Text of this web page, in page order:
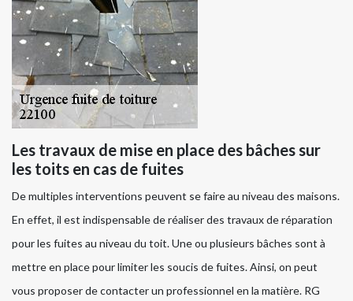
Les travaux de mise en place des bâches sur
les toits en cas de fuites
De multiples interventions peuvent se faire au niveau des maisons.
En effet, il est indispensable de réaliser des travaux de réparation
pour les fuites au niveau du toit. Une ou plusieurs bâches sont à
mettre en place pour limiter les soucis de fuites. Ainsi, on peut
vous proposer de contacter un professionnel en la matière. RG